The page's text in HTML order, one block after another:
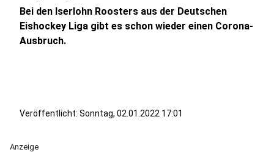
Bei den Iserlohn Roosters aus der Deutschen
Eishockey Liga gibt es schon wieder einen Corona-
Ausbruch.
Veröffentlicht: Sonntag, 02.01.2022 17:01
Anzeige